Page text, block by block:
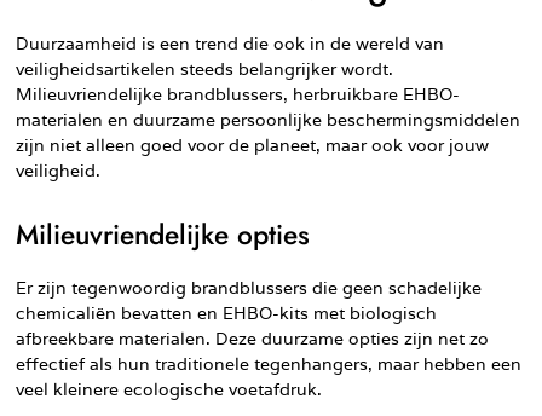
Duurzaamheid is een trend die ook in de wereld van
veiligheidsartikelen steeds belangrijker wordt.
Milieuvriendelijke brandblussers, herbruikbare EHBO-
materialen en duurzame persoonlijke beschermingsmiddelen
zijn niet alleen goed voor de planeet, maar ook voor jouw
veiligheid.
Milieuvriendelijke opties
Er zijn tegenwoordig brandblussers die geen schadelijke
chemicaliën bevatten en EHBO-kits met biologisch
afbreekbare materialen. Deze duurzame opties zijn net zo
effectief als hun traditionele tegenhangers, maar hebben een
veel kleinere ecologische voetafdruk.